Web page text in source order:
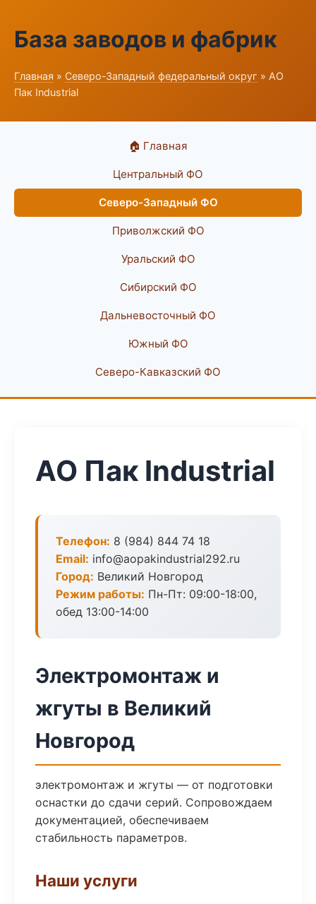
База заводов и фабрик
Главная » Северо-Западный федеральный округ » АО
Пак Industrial
🏠 Главная
Центральный ФО
Северо-Западный ФО
Приволжский ФО
Уральский ФО
Сибирский ФО
Дальневосточный ФО
Южный ФО
Северо-Кавказский ФО
АО Пак Industrial
Телефон: 8 (984) 844 74 18
Email: info@aopakindustrial292.ru
Город: Великий Новгород
Режим работы: Пн-Пт: 09:00-18:00,
обед 13:00-14:00
Электромонтаж и
жгуты в Великий
Новгород
электромонтаж и жгуты — от подготовки
оснастки до сдачи серий. Сопровождаем
документацией, обеспечиваем
стабильность параметров.
Наши услуги